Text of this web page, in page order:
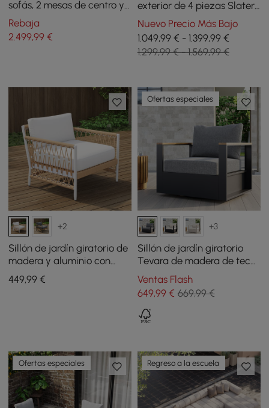
sofás, 2 mesas de centro y 1
mesa auxiliar - blanco y
marrón
Rebaja
2.499,99 €
exterior de 4 piezas Slatera
de acacia y aluminio en
gris oscuro
Nuevo Precio Más Bajo
1.049,99 € - 1.399,99 €
1.299,99 € - 1.569,99 €
+2
Sillón de jardín giratorio de
madera y aluminio con
cojín - beige
449,99 €
Ofertas especiales
+3
Sillón de jardín giratorio
Tevara de madera de teca
y aluminio con cojín - gris
oscuro
Ventas Flash
649,99€ 669,99 €
Ofertas especiales Regreso a la escuela